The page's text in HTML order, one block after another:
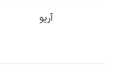
آریو